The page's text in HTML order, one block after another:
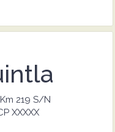
219 S/N
XXXXX